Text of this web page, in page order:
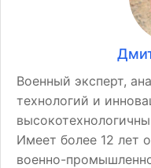
Военный эксперт,
технологий и
Имеет более 12 лет
военно-